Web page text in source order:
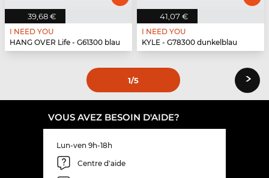
39,68 €
I NEED YOU
HANG OVER Life - G61300 blau
41,07 €
I NEED YOU
KYLE - G78300 dunkelblau
1/5 ›
VOUS AVEZ BESOIN D'AIDE?
Lun-ven 9h-18h
Centre d'aide